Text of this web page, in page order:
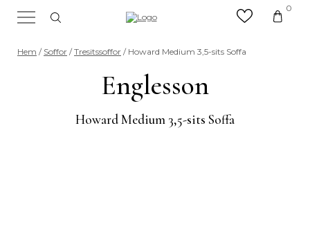
0
Sök efter valfri produkt eller
kategori
Hem / Soffor /Tresitssoffor / Howard Medium 3,5-sits Soffa
Englesson
Howard Medium 3,5-sits Soffa